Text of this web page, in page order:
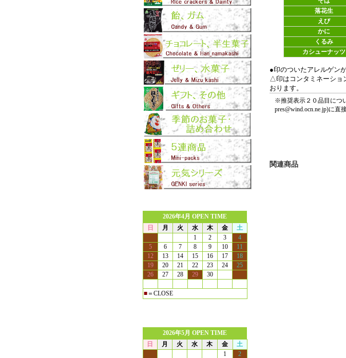
落花生
えび
かに
くるみ
カシューナッツ
●印のついたアレルゲン
△印はコンタミネーショ
おります。
※推奨表示２０品目につ
pres@wind.ocn.ne.jp)に直
関連商品
2026年4月 OPEN TIME
日
月 火 水 木 金
土
1
2 3
4
5
6 7 8 9 10
11
12
13 14 15 16 17
18
19
20 21 22 23 24
25
26
27 28 29 30
■＝CLOSE
2026年5月 OPEN TIME
日
月 火 水 木 金
土
1
2